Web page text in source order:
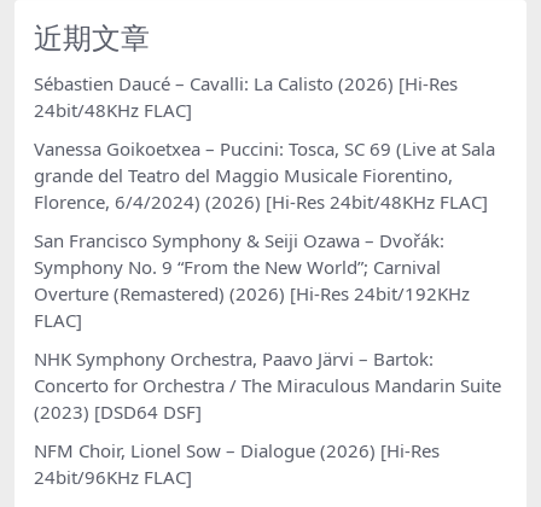
近期文章
Sébastien Daucé – Cavalli: La Calisto (2026) [Hi-Res
24bit/48KHz FLAC]
Vanessa Goikoetxea – Puccini: Tosca, SC 69 (Live at Sala
grande del Teatro del Maggio Musicale Fiorentino,
Florence, 6/4/2024) (2026) [Hi-Res 24bit/48KHz FLAC]
San Francisco Symphony & Seiji Ozawa – Dvořák:
Symphony No. 9 “From the New World”; Carnival
Overture (Remastered) (2026) [Hi-Res 24bit/192KHz
FLAC]
NHK Symphony Orchestra, Paavo Järvi – Bartok:
Concerto for Orchestra / The Miraculous Mandarin Suite
(2023) [DSD64 DSF]
NFM Choir, Lionel Sow – Dialogue (2026) [Hi-Res
24bit/96KHz FLAC]